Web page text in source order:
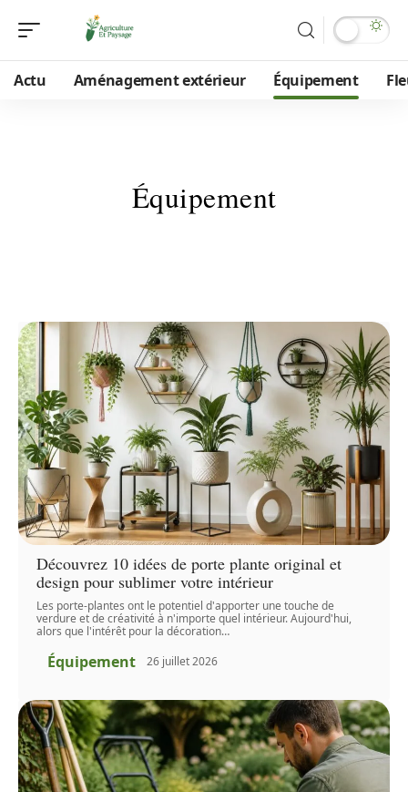
Actu Aménagement extérieur Équipement
Équipement
Découvrez 10 idées de porte plante original et
design pour sublimer votre intérieur
Les porte-plantes ont le potentiel d'apporter une touche de
verdure et de créativité à n'importe quel intérieur. Aujourd'hui,
alors que l'intérêt pour la décoration…
Équipement 26 juillet 2026